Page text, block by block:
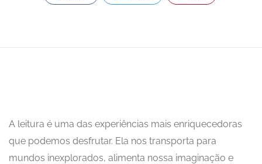
A leitura é uma das experiências mais enriquecedoras
que podemos desfrutar. Ela nos transporta para
mundos inexplorados, alimenta nossa imaginação e